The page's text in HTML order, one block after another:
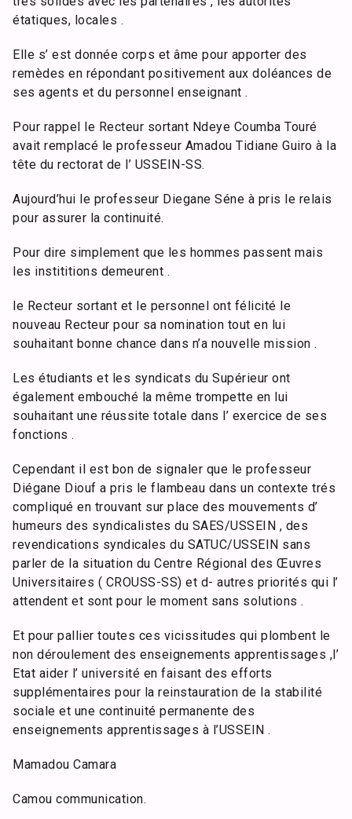
étatiques, locales .
Elle s’ est donnée corps et âme pour apporter des
remèdes en répondant positivement aux doléances de
ses agents et du personnel enseignant .
Pour rappel le Recteur sortant Ndeye Coumba Touré
avait remplacé le professeur Amadou Tidiane Guiro à la
tête du rectorat de l’ USSEIN-SS.
Aujourd’hui le professeur Diegane Séne à pris le relais
pour assurer la continuité.
Pour dire simplement que les hommes passent mais
les instititions demeurent .
le Recteur sortant et le personnel ont félicité le
nouveau Recteur pour sa nomination tout en lui
souhaitant bonne chance dans n’a nouvelle mission .
Les étudiants et les syndicats du Supérieur ont
également embouché la même trompette en lui
souhaitant une réussite totale dans l’ exercice de ses
fonctions .
Cependant il est bon de signaler que le professeur
Diégane Diouf a pris le flambeau dans un contexte trés
compliqué en trouvant sur place des mouvements d’
humeurs des syndicalistes du SAES/USSEIN , des
revendications syndicales du SATUC/USSEIN sans
parler de la situation du Centre Régional des Œuvres
Universitaires ( CROUSS-SS) et d- autres priorités qui l’
attendent et sont pour le moment sans solutions .
Et pour pallier toutes ces vicissitudes qui plombent le
non déroulement des enseignements apprentissages ,l’
Etat aider l’ université en faisant des efforts
supplémentaires pour la reinstauration de la stabilité
sociale et une continuité permanente des
enseignements apprentissages à l’USSEIN .
Mamadou Camara
Camou communication.